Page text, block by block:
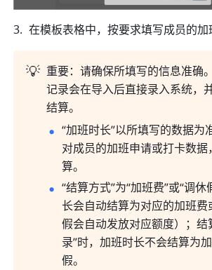
在模板表格中，按要求填写成员的加
💡 重要：请确保所填写的信息准确
记录会在导入后直接录入系统，
结算。
“加班时长”以所填写的数据为
对成员的加班申请或打卡数
算。
“结算方式”为“加班费”或“调
长会自动结算为对应的加班
假会自动发放对应额度）；结
录”时，加班时长不会结算为
假。